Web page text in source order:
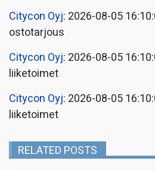
Citycon Oyj: 2026-08-05
ostotarjous
Citycon Oyj: 2026-08-05
liiketoimet
Citycon Oyj: 2026-08-05
liiketoimet
RELATED POSTS